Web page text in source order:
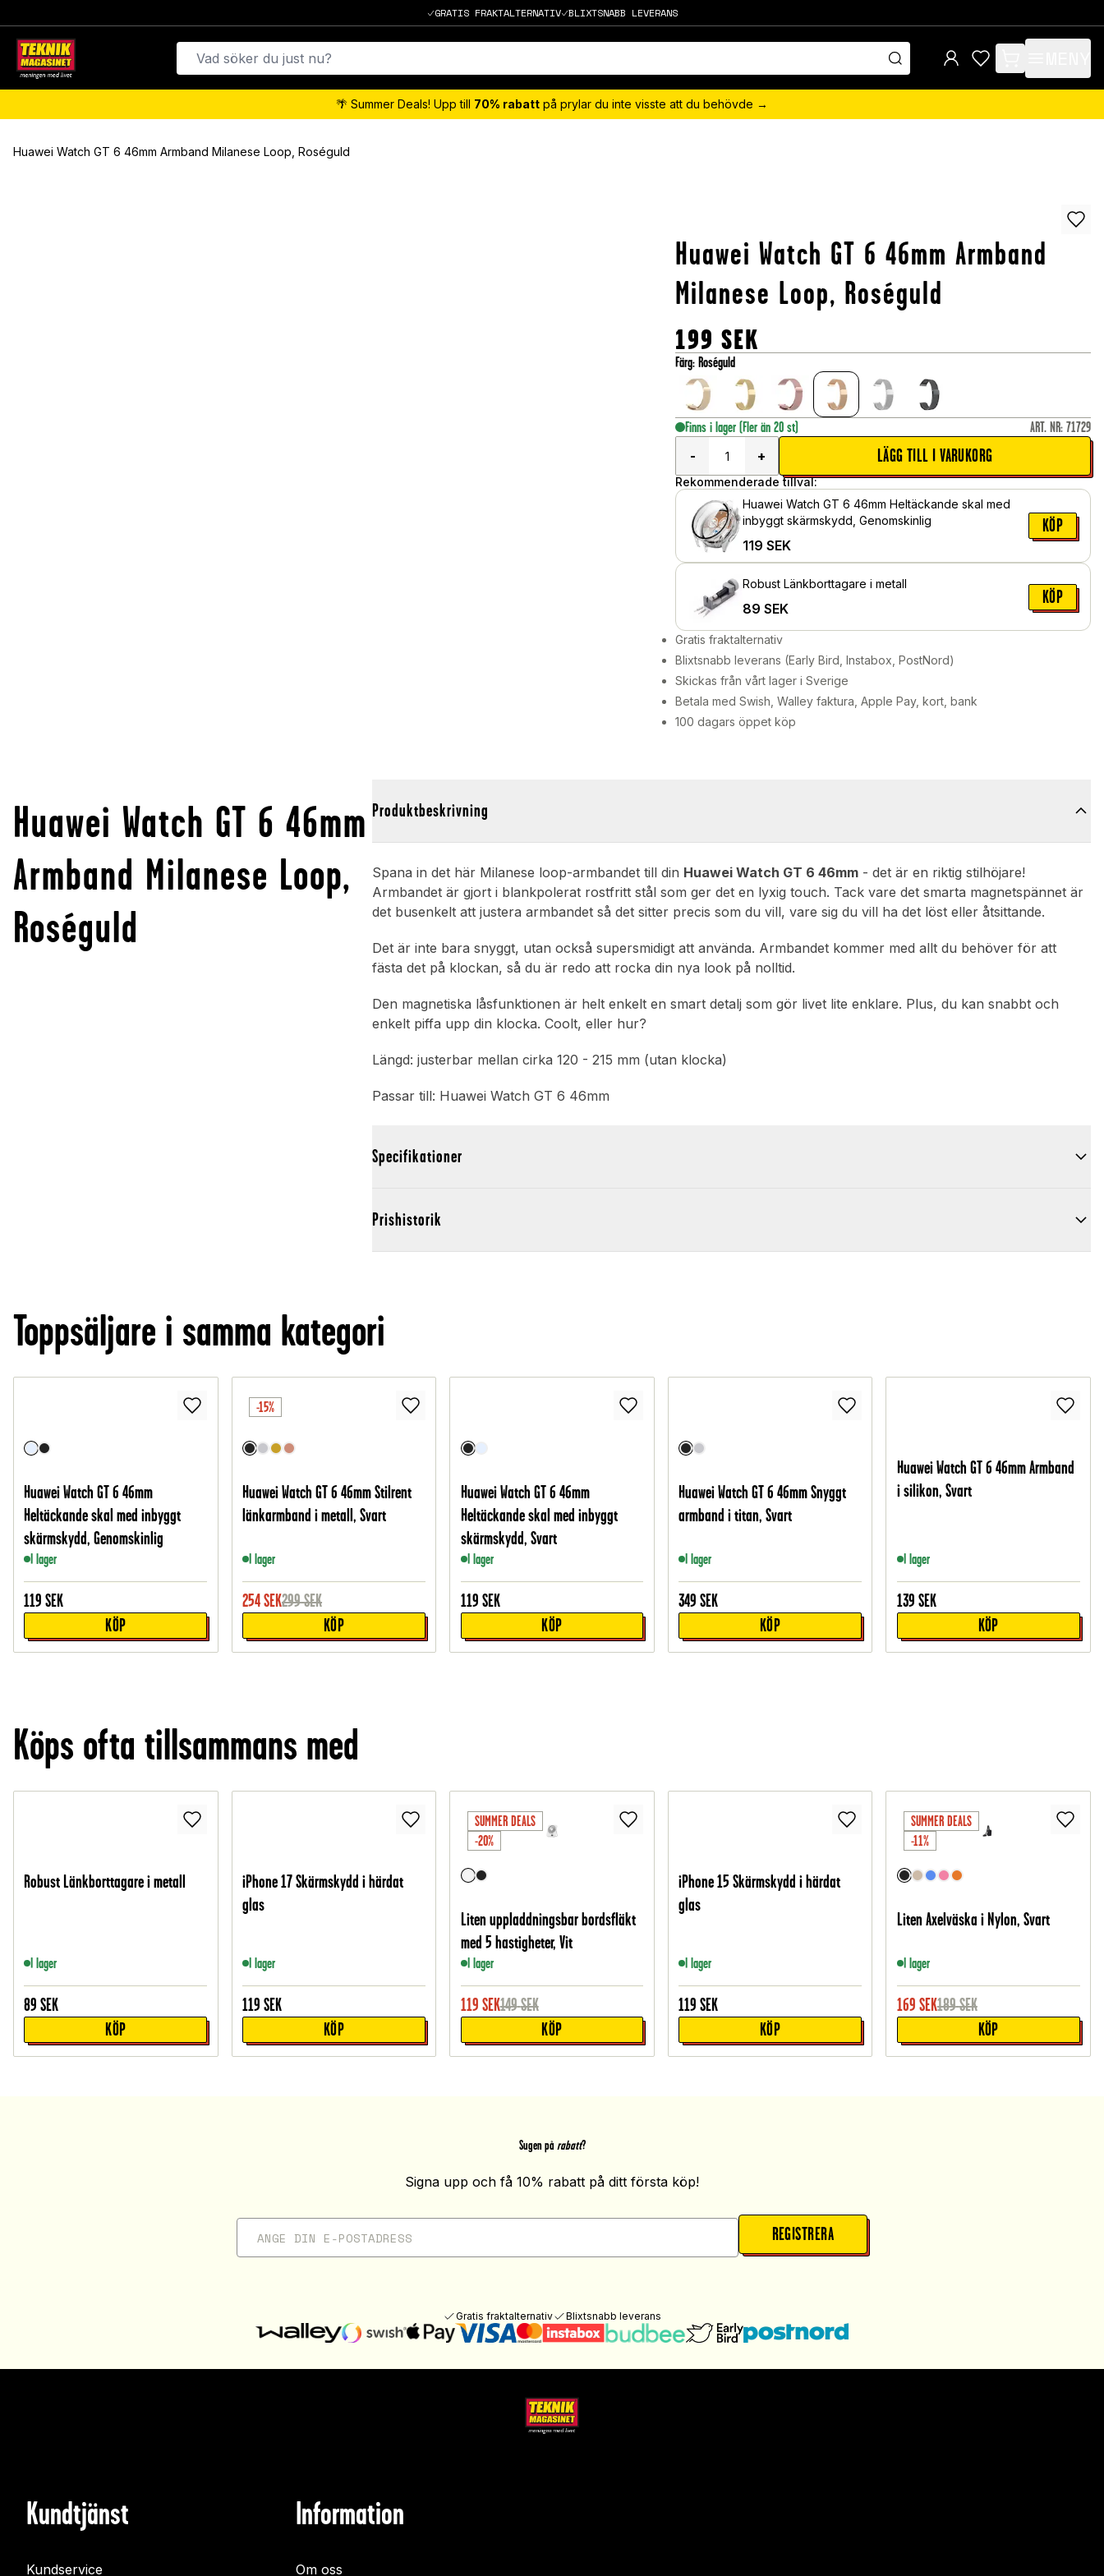
GRATIS FRAKTALTERNATIV BLIXTSNABB LEVERANS
items in cart, view
🌴 Summer Deals! Upp till 70% rabatt på prylar du inte visste att du behövde →
Huawei Watch GT 6 46mm Armband Milanese Loop, Roséguld
Huawei Watch GT 6 46mm Armband
Milanese Loop, Roséguld
199 SEK
Färg: Roséguld
Finns i lager (Fler än 20 st) ART. NR: 71729
-
+ LÄGG TILL I VARUKORG
Rekommenderade tillval:
Huawei Watch GT 6 46mm Heltäckande skal med
inbyggt skärmskydd, Genomskinlig
119 SEK
KÖP
Robust Länkborttagare i metall
89 SEK
KÖP
Gratis fraktalternativ
Blixtsnabb leverans (Early Bird, Instabox, PostNord)
Skickas från vårt lager i Sverige
Betala med Swish, Walley faktura, Apple Pay, kort, bank
100 dagars öppet köp
Huawei Watch GT 6 46mm
Armband Milanese Loop,
Roséguld
Produktbeskrivning
Spana in det här Milanese loop-armbandet till din Huawei Watch GT 6 46mm - det är en riktig stilhöjare!
Armbandet är gjort i blankpolerat rostfritt stål som ger det en lyxig touch. Tack vare det smarta magnetspännet är
det busenkelt att justera armbandet så det sitter precis som du vill, vare sig du vill ha det löst eller åtsittande.
Det är inte bara snyggt, utan också supersmidigt att använda. Armbandet kommer med allt du behöver för att
fästa det på klockan, så du är redo att rocka din nya look på nolltid.
Den magnetiska låsfunktionen är helt enkelt en smart detalj som gör livet lite enklare. Plus, du kan snabbt och
enkelt piffa upp din klocka. Coolt, eller hur?
Längd: justerbar mellan cirka 120 - 215 mm (utan klocka)
Passar till: Huawei Watch GT 6 46mm
Specifikationer
Prishistorik
Toppsäljare i samma kategori
Huawei Watch GT 6 46mm
Heltäckande skal med inbyggt
skärmskydd, Genomskinlig
I lager
119 SEK
KÖP
-15%
Huawei Watch GT 6 46mm Stilrent
länkarmband i metall, Svart
I lager
254SEK299SEK
KÖP
Huawei Watch GT 6 46mm
Heltäckande skal med inbyggt
skärmskydd, Svart
I lager
119 SEK
KÖP
Huawei Watch GT 6 46mm Snyggt
armband i titan, Svart
I lager
349 SEK
KÖP
Huawei Watch GT 6 46mm Armband
i silikon, Svart
I lager
139 SEK
KÖP
Köps ofta tillsammans med
Robust Länkborttagare i metall
I lager
89 SEK
KÖP
iPhone 17 Skärmskydd i härdat
glas
I lager
119 SEK
KÖP
SUMMER DEALS
-20%
Liten uppladdningsbar bordsfläkt
med 5 hastigheter, Vit
I lager
119 SEK149SEK
KÖP
iPhone 15 Skärmskydd i härdat
glas
I lager
119 SEK
KÖP
SUMMER DEALS
-11%
Liten Axelväska i Nylon, Svart
I lager
169 SEK189SEK
KÖP
Sugen på rabatt?
Signa upp och få 10% rabatt på ditt första köp!
REGISTRERA
Gratis fraktalternativ Blixtsnabb leverans
Kundtjänst
Kundservice
Information
Om oss